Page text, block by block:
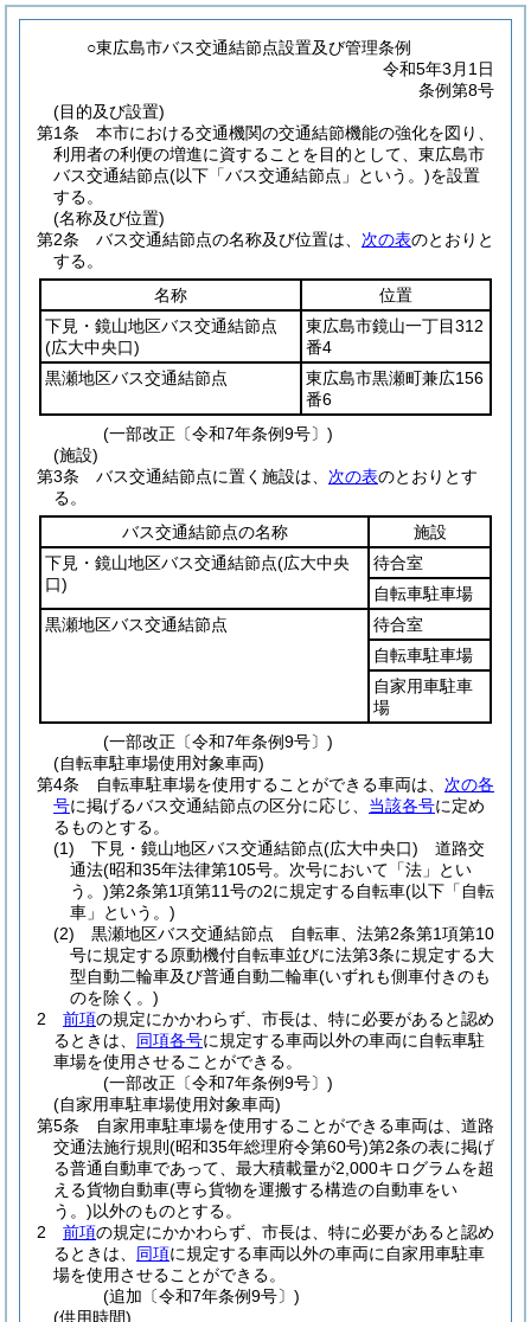
○東広島市バス交通結節点設置及び管理条例
令和5年3月1日
条例第8号
(目的及び設置)
第1条
本市における交通機関の交通結節機能の強化を図り、
利用者の利便の増進に資することを目的として、東広島市
バス交通結節点(以下「バス交通結節点」という。)を設置
する。
(名称及び位置)
第2条
バス交通結節点の名称及び位置は、 次の表のとおりと
する。
名称
位置
下見・鏡山地区バス交通結節点
(広大中央口)
東広島市鏡山一丁目312
番4
黒瀬地区バス交通結節点
東広島市黒瀬町兼広156
番6
(一部改正〔令和7年条例9号〕)
(施設)
第3条
バス交通結節点に置く施設は、 次の表のとおりとす
る。
バス交通結節点の名称
施設
下見・鏡山地区バス交通結節点(広大中央
口)
待合室
自転車駐車場
黒瀬地区バス交通結節点
待合室
自転車駐車場
自家用車駐車
場
(一部改正〔令和7年条例9号〕)
(自転車駐車場使用対象車両)
第4条
自転車駐車場を使用することができる車両は、 次の各
号に掲げるバス交通結節点の区分に応じ、 当該各号に定め
るものとする。
(1)
下見・鏡山地区バス交通結節点(広大中央口) 道路交
通法(昭和35年法律第105号。次号において「法」とい
う。)第2条第1項第11号の2に規定する自転車(以下「自転
車」という。)
(2)
黒瀬地区バス交通結節点 自転車、法第2条第1項第10
号に規定する原動機付自転車並びに法第3条に規定する大
型自動二輪車及び普通自動二輪車(いずれも側車付きのも
のを除く。)
2
前項の規定にかかわらず、市長は、特に必要があると認め
るときは、 同項各号に規定する車両以外の車両に自転車駐
車場を使用させることができる。
(一部改正〔令和7年条例9号〕)
(自家用車駐車場使用対象車両)
第5条
自家用車駐車場を使用することができる車両は、道路
交通法施行規則 (昭和35年総理府令第60号)第2条の表に掲げ
る普通自動車であって、最大積載量が2,000キログラムを超
える貨物自動車(専ら貨物を運搬する構造の自動車をい
う。)以外のものとする。
2
前項の規定にかかわらず、市長は、特に必要があると認め
るときは、 同項に規定する車両以外の車両に自家用車駐車
場を使用させることができる。
(追加〔令和7年条例9号〕)
(供用時間)